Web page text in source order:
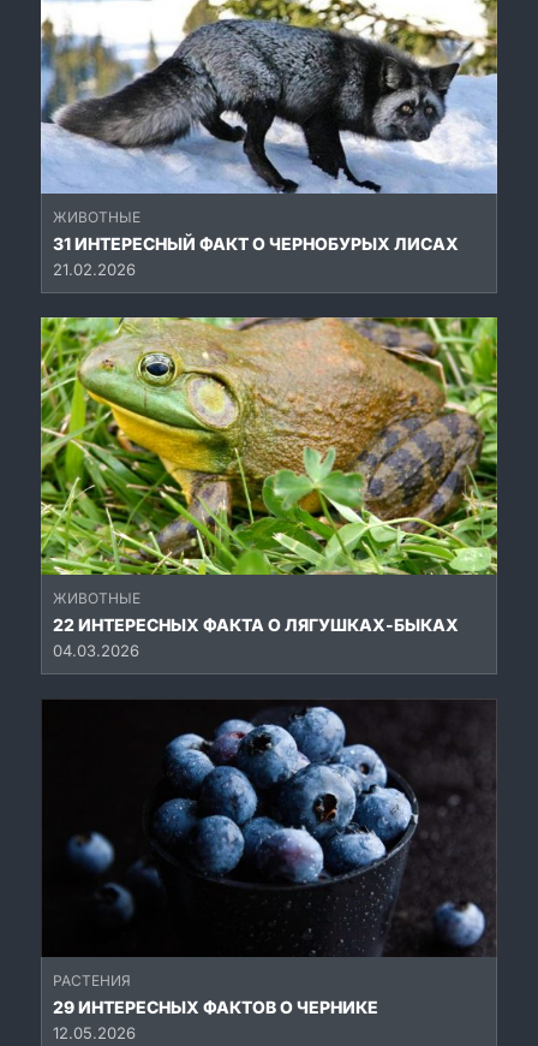
ЖИВОТНЫЕ
31 ИНТЕРЕСНЫЙ ФАКТ О ЧЕРНОБУРЫХ ЛИСАХ
21.02.2026
ЖИВОТНЫЕ
22 ИНТЕРЕСНЫХ ФАКТА О ЛЯГУШКАХ-БЫКАХ
04.03.2026
РАСТЕНИЯ
29 ИНТЕРЕСНЫХ ФАКТОВ О ЧЕРНИКЕ
12.05.2026